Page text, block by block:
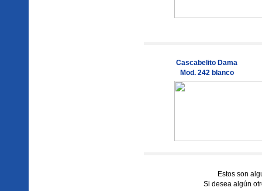
Cascabelito Dama
Mod. 242 blanco
Estos son
Si desea algún